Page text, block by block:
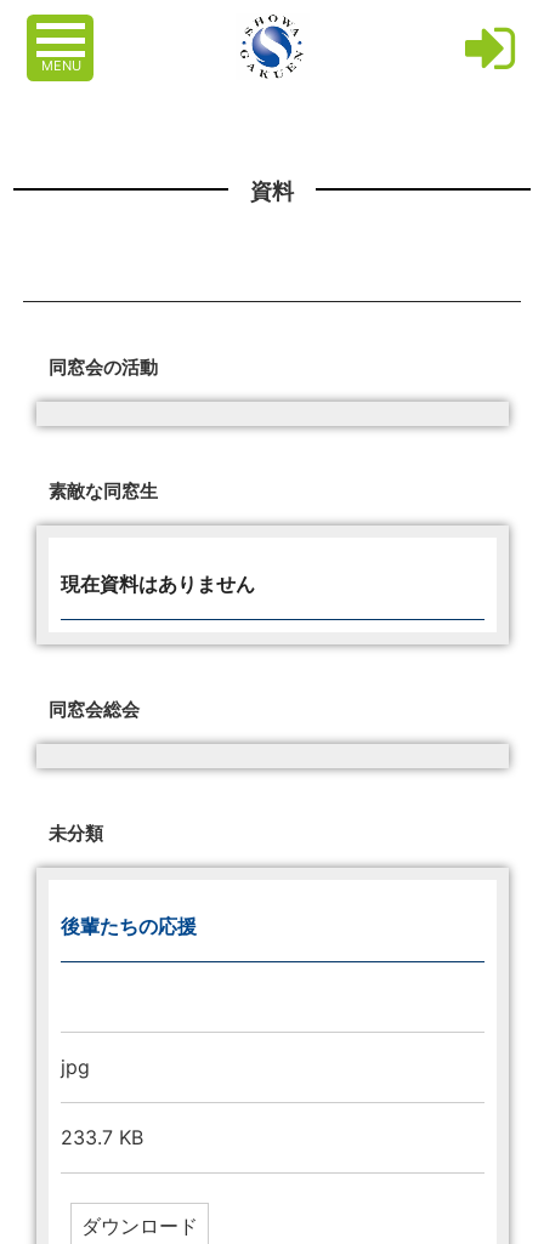
MENU
資料
同窓会の活動
素敵な同窓生
現在資料はありません
同窓会総会
未分類
後輩たちの応援
jpg
233.7 KB